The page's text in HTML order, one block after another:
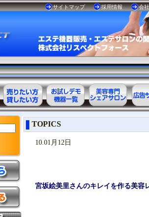
サイトマップ 採用情報 会
エステ美容用
品レンタル可
能商品一覧
お試しデモ可
能機器一覧
美容専門
美容
TOPICS
10.01月12日
宮坂絵美里さんのキレイを作る美容